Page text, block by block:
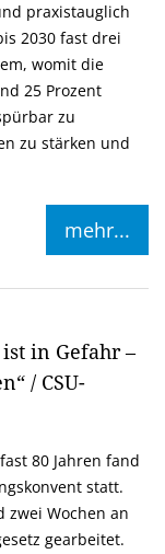
praxistauglich
2030 fast drei
womit die
25 Prozent
zu
zu stärken und
mehr...
in Gefahr –
/ CSU-
80 Jahren fand
statt.
zwei Wochen an
gearbeitet.